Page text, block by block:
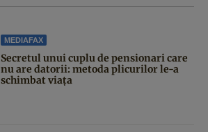
MEDIAFAX
Secretul unui cuplu de pensionari care
nu are datorii: metoda plicurilor le-a
schimbat viața